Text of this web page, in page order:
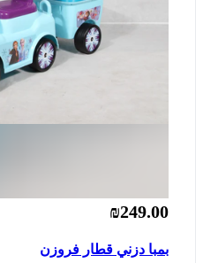
₪249.00
بمبا دزني قطار فروزن